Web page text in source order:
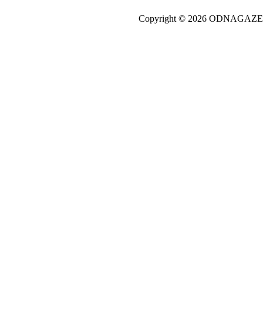
Copyright © 2026